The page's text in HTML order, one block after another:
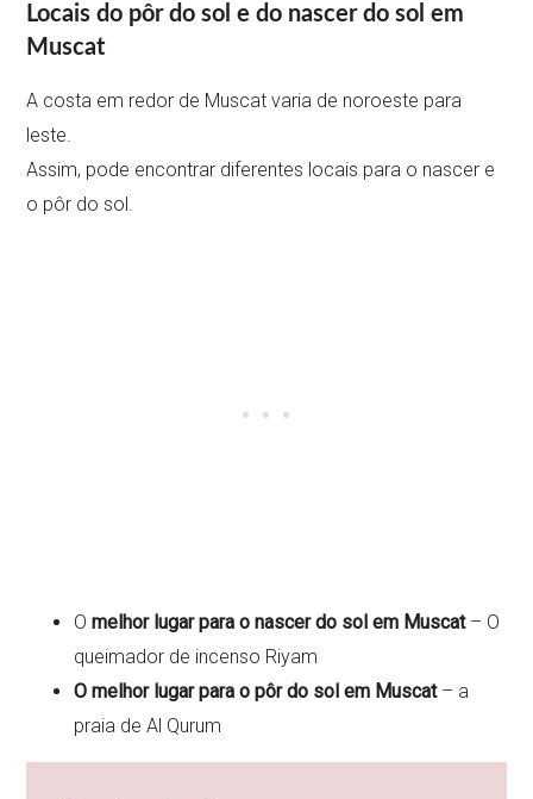
Locais do pôr do sol e do nascer do sol em
Muscat
A costa em redor de Muscat varia de noroeste para
leste.
Assim, pode encontrar diferentes locais para o nascer e
o pôr do sol.
Omelhor lugar para o nascer do sol em Muscat – O
queimador de incenso Riyam
O melhor lugar para o pôr do sol em Muscat – a
praia de Al Qurum